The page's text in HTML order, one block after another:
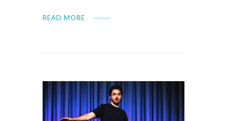
READ MORE